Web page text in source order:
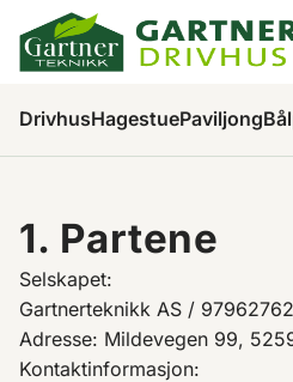
DrivhusHagestuePaviljong
1. Partene
Selskapet:
Gartnerteknikk AS /
Adresse: Mildevegen 99,
Kontaktinformasjon: